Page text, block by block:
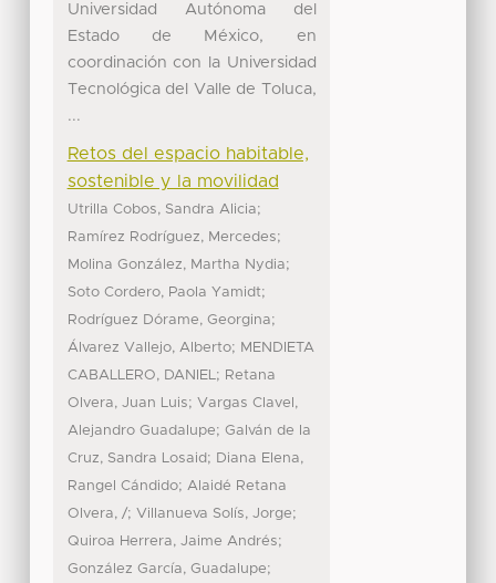
Universidad Autónoma del
Estado de México, en
coordinación con la Universidad
Tecnológica del Valle de Toluca,
...
Retos del espacio habitable,
sostenible y la movilidad
Utrilla Cobos, Sandra Alicia;
Ramírez Rodríguez, Mercedes;
Molina González, Martha Nydia;
Soto Cordero, Paola Yamidt;
Rodríguez Dórame, Georgina;
Álvarez Vallejo, Alberto; MENDIETA
CABALLERO, DANIEL; Retana
Olvera, Juan Luis; Vargas Clavel,
Alejandro Guadalupe; Galván de la
Cruz, Sandra Losaid; Diana Elena,
Rangel Cándido; Alaidé Retana
Olvera, /; Villanueva Solís, Jorge;
Quiroa Herrera, Jaime Andrés;
González García, Guadalupe;